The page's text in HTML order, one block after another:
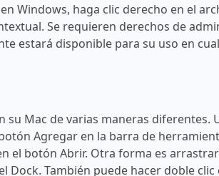
Windows, haga clic derecho en el
Se requieren derechos de
estará disponible para su uso en
su Mac de varias maneras diferentes.
Agregar en la barra de
el botón Abrir. Otra forma es
Dock. También puede hacer doble